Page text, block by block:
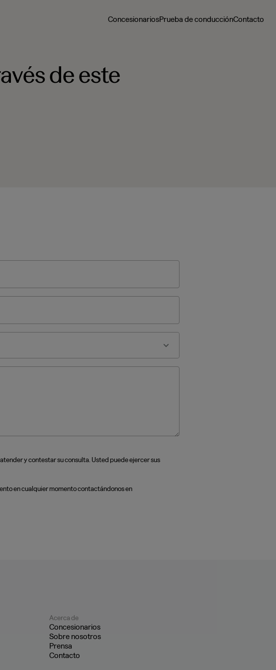
ConcesionariosPrueba de conducciónContacto
de este
y contestar su consulta. Usted puede ejercer sus
en cualquier momento contactándonos en
Acerca de
Concesionarios
Sobre nosotros
Prensa
Contacto